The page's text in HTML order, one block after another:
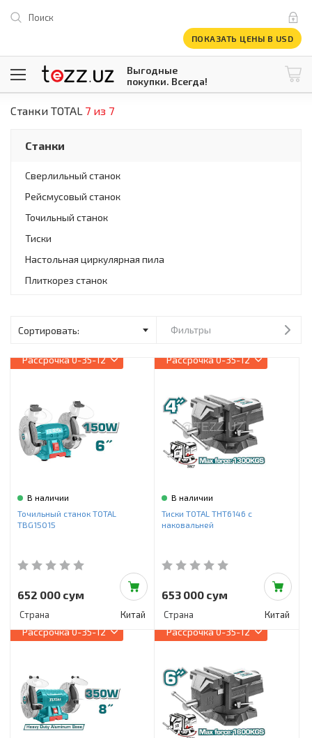
Поиск
ПОКАЗАТЬ ЦЕНЫ В USD
Выгодные
покупки. Всегда!
1 USD = 12 296.16 сум
Все категории
Компьютеры и оргтехника
Телевизоры
Климатическая техника
Встраиваемая техника
Мелкая бытовая техника
Пылесосы
Фильтры для воды
Сантехника
Климатическая техника
Встраиваемая техника
Крупнобытовая техника
Мелкая бытовая техника
Станки TOTAL 7 из 7
Станки
Сверлильный станок
Рейсмусовый станок
Точильный станок
Тиски
Настольная циркулярная пила
Плиткорез станок
Фильтры
Рассрочка0-35-12
В наличии
Точильный станок TOTAL
TBG15015
652 000 сум
Страна Китай
Рассрочка0-35-12
В наличии
Тиски TOTAL THT6146 с
наковальней
653 000 сум
Страна Китай
Рассрочка0-35-12 Рассрочка0-35-12